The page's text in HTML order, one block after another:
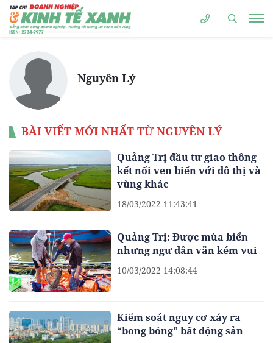
Nguyên Lý
BÀI VIẾT MỚI NHẤT TỪ NGUYÊN LÝ
Quảng Trị đầu tư giao thông
kết nối ven biển với đô thị và
vùng khác
18/03/2022 11:43:41
Quảng Trị: Được mùa biển
nhưng ngư dân vẫn kém vui
10/03/2022 14:08:44
Kiểm soát nguy cơ xảy ra
“bong bóng” bất động sản